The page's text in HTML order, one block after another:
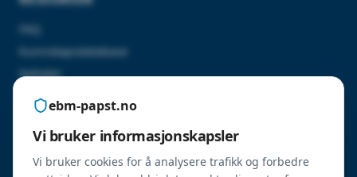
ebm-papst.no
Vi bruker informasjonskapsler
Vi bruker cookies for å analysere trafikk og forbedre
FAQ
Kunnskapsdatabase
Nyheter
Kontakt oss
SERTIFISERINGER